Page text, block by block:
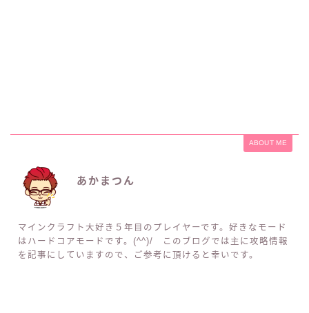
ABOUT ME
あかまつん
マインクラフト大好き５年目のプレイヤーです。好きなモード
はハードコアモードです。(^^)/ このブログでは主に攻略情報
を記事にしていますので、ご参考に頂けると幸いです。